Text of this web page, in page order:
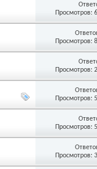
Просмотров:
Просмотров:
Просмотров:
Просмотров:
Просмотров:
Просмотров: